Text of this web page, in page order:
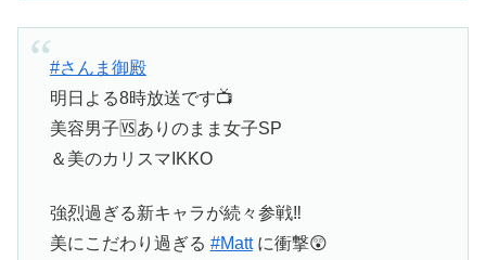
#さんま御殿
明日よる8時放送です📺
美容男子🆚ありのまま女子SP
＆美のカリスマIKKO
強烈過ぎる新キャラが続々参戦‼️
美にこだわり過ぎる #Mattに衝撃😲